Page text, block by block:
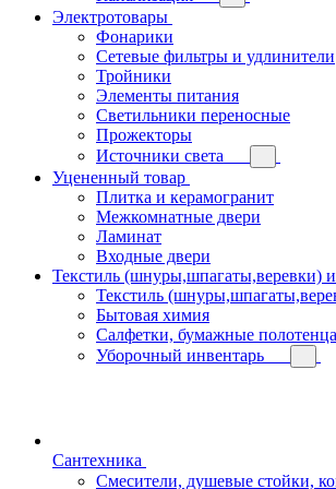
Электротовары
Фонарики
Сетевые фильтры и удлинители
Тройники
Элементы питания
Светильники переносные
Прожекторы
Источники света
Уцененный товар
Плитка и керамогранит
Межкомнатные двери
Ламинат
Входные двери
Текстиль (шнуры,шпагаты,веревки)
Текстиль
Бытовая химия
Салфетки, бумажные полотенца
Уборочный инвентарь
Сантехника
Смесители, душевые стойки,